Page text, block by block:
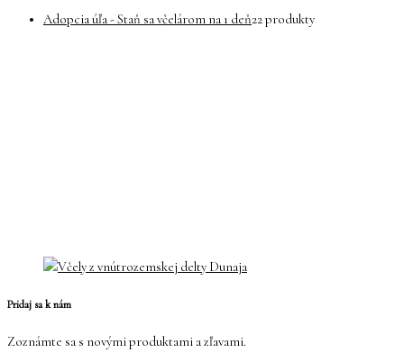
Adopcia úľa - Staň sa včelárom na 1 deň22 produkty
Pridaj sa k nám
Zoznámte sa s novými produktami a zľavami.